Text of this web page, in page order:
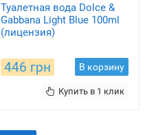
Туалетная вода Dolce &
Gabbana Light Blue 100ml
(лицензия)
446 грн В корзину
Купить в 1 клик